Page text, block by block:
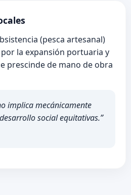
(pesca artesanal)
la expansión portuaria y
prescinde de mano de obra
implica mecánicamente
social equitativas.”